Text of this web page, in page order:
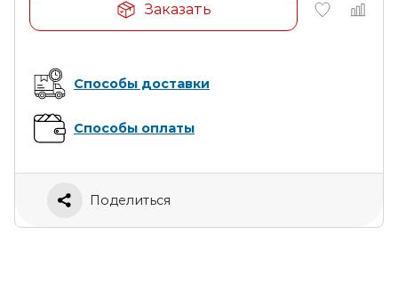
Заказать
Способы доставки
Способы оплаты
Поделиться